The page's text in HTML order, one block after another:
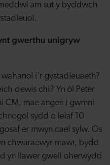
am sut y byddwch
gwerthu unigryw
i'r gystadleuaeth?
dewis chi? Yn ôl Peter
CM, mae angen i gwmni
sydd o leiaf 10
er mwyn cael sylw. Os
chwaraewyr mawr, bydd
yn llawer gwell oherwydd